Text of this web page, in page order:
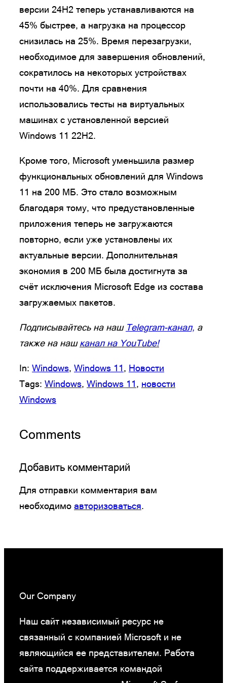
версии 24H2 теперь устанавливаются на
45% быстрее, а нагрузка на процессор
снизилась на 25%. Время перезагрузки,
необходимое для завершения обновлений,
сократилось на некоторых устройствах
почти на 40%. Для сравнения
использовались тесты на виртуальных
машинах с установленной версией
Windows 11 22H2.
Кроме того, Microsoft уменьшила размер
функциональных обновлений для Windows
11 на 200 МБ. Это стало возможным
благодаря тому, что предустановленные
приложения теперь не загружаются
повторно, если уже установлены их
актуальные версии. Дополнительная
экономия в 200 МБ была достигнута за
счёт исключения Microsoft Edge из состава
загружаемых пакетов.
Подписывайтесь на наш Telegram-канал, а
также на нашканал на YouTube!
In: Windows, Windows 11, Новости
Tags: Windows, Windows 11, новости
Windows
Comments
Добавить комментарий
Для отправки комментария вам
необходимо авторизоваться.
Our Company
Наш сайт независимый ресурс не
связанный с компанией Microsoft и не
являющийся ее представителем. Работа
сайта поддерживается командой